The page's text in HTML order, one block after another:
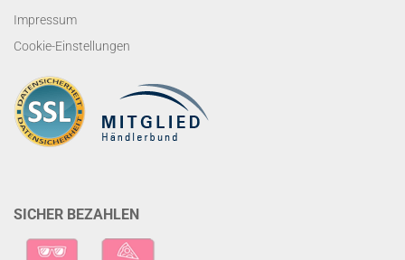
Impressum
Cookie-Einstellungen
SICHER BEZAHLEN